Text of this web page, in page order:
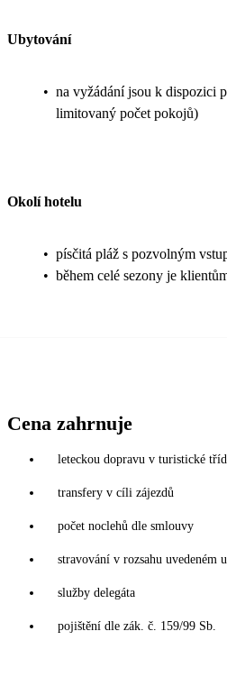
Ubytování
• na vyžádání jsou k dispozici
limitovaný počet pokojů)
Okolí hotelu
• písčitá pláž s pozvolným
• během celé sezony je
Cena zahrnuje
leteckou dopravu v turistické
transfery v cíli zájezdů
počet noclehů dle smlouvy
stravování v rozsahu uvedeném
služby delegáta
pojištění dle zák. č. 159/99 Sb.